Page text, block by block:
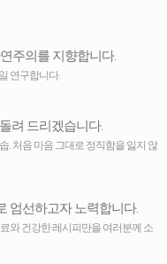
주의를 지향합니다.
연구합니다.
려 드리겠습니다.
. 처음 마음 그대로 정직함을 잃지 않
엄선하고자 노력합니다.
와 건강한 레시피만을 여러분께 소